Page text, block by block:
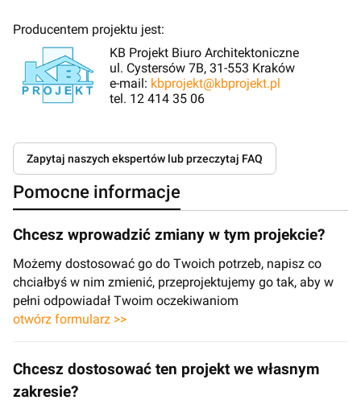
Producentem projektu jest:
KB Projekt Biuro Architektoniczne
ul. Cystersów 7B, 31-553 Kraków
e-mail: kbprojekt@kbprojekt.pl
tel. 12 414 35 06
Zapytaj naszych ekspertów lub przeczytaj FAQ
Pomocne informacje
Chcesz wprowadzić zmiany w tym projekcie?
Możemy dostosować go do Twoich potrzeb, napisz co
chciałbyś w nim zmienić, przeprojektujemy go tak, aby w
pełni odpowiadał Twoim oczekiwaniom
otwórz formularz >>
Chcesz dostosować ten projekt we własnym
zakresie?